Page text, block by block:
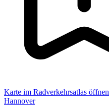
Karte im Radverkehrsatlas öffnen
Hannover